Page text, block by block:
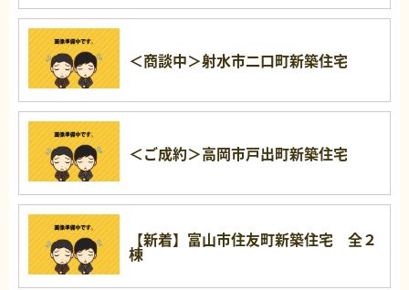
＜商談中＞射水市二口町新築住宅
＜ご成約＞高岡市戸出町新築住宅
【新着】富山市住友町新築住宅 全２
棟